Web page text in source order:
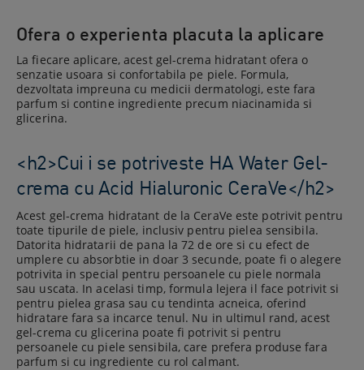
Ofera o experienta placuta la aplicare
La fiecare aplicare, acest gel-crema hidratant ofera o
senzatie usoara si confortabila pe piele. Formula,
dezvoltata impreuna cu medicii dermatologi, este fara
parfum si contine ingrediente precum niacinamida si
glicerina.
<h2>Cui i se potriveste HA Water Gel-
crema cu Acid Hialuronic​ CeraVe</h2>
Acest gel-crema hidratant de la CeraVe este potrivit pentru
toate tipurile de piele, inclusiv pentru pielea sensibila.
Datorita hidratarii de pana la 72 de ore si cu efect de
umplere cu absorbtie in doar 3 secunde, poate fi o alegere
potrivita in special pentru persoanele cu piele normala
sau uscata. In acelasi timp, formula lejera il face potrivit si
pentru pielea grasa sau cu tendinta acneica, oferind
hidratare fara sa incarce tenul. Nu in ultimul rand, acest
gel-crema cu glicerina poate fi potrivit si pentru
persoanele cu piele sensibila, care prefera produse fara
parfum si cu ingrediente cu rol calmant.